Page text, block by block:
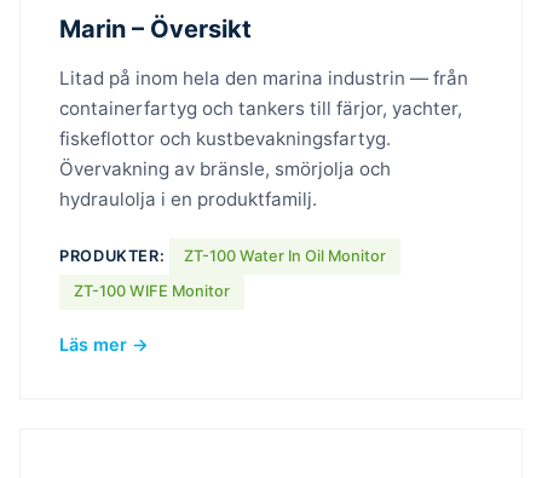
Marin – Översikt
Litad på inom hela den marina industrin — från
containerfartyg och tankers till färjor, yachter,
fiskeflottor och kustbevakningsfartyg.
Övervakning av bränsle, smörjolja och
hydraulolja i en produktfamilj.
PRODUKTER:
ZT-100 Water In Oil Monitor
ZT-100 WIFE Monitor
Läs mer →